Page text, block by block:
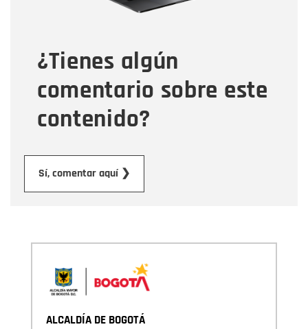
¿Tienes algún
comentario sobre este
contenido?
Sí, comentar aquí ❯
Tipo de comentario
Mensaje
ALCALDÍA DE BOGOTÁ